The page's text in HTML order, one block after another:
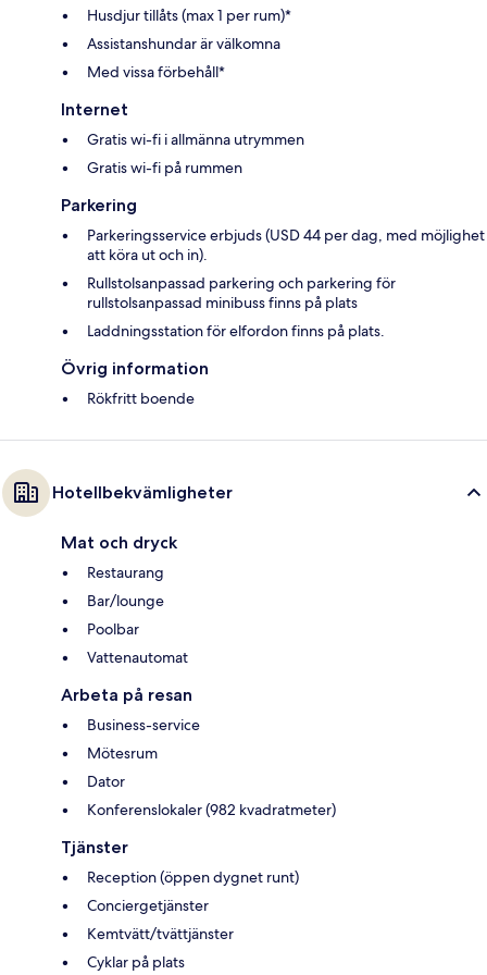
Husdjur tillåts (max 1 per rum)*
Assistanshundar är välkomna
Med vissa förbehåll*
Internet
Gratis wi-fi i allmänna utrymmen
Gratis wi-fi på rummen
Parkering
Parkeringsservice erbjuds (USD 44 per dag, med möjlighet
att köra ut och in).
Rullstolsanpassad parkering och parkering för
rullstolsanpassad minibuss finns på plats
Laddningsstation för elfordon finns på plats.
Övrig information
Rökfritt boende
Hotellbekvämligheter
Mat och dryck
Restaurang
Bar/lounge
Poolbar
Vattenautomat
Arbeta på resan
Business-service
Mötesrum
Dator
Konferenslokaler (982 kvadratmeter)
Tjänster
Reception (öppen dygnet runt)
Conciergetjänster
Kemtvätt/tvättjänster
Cyklar på plats